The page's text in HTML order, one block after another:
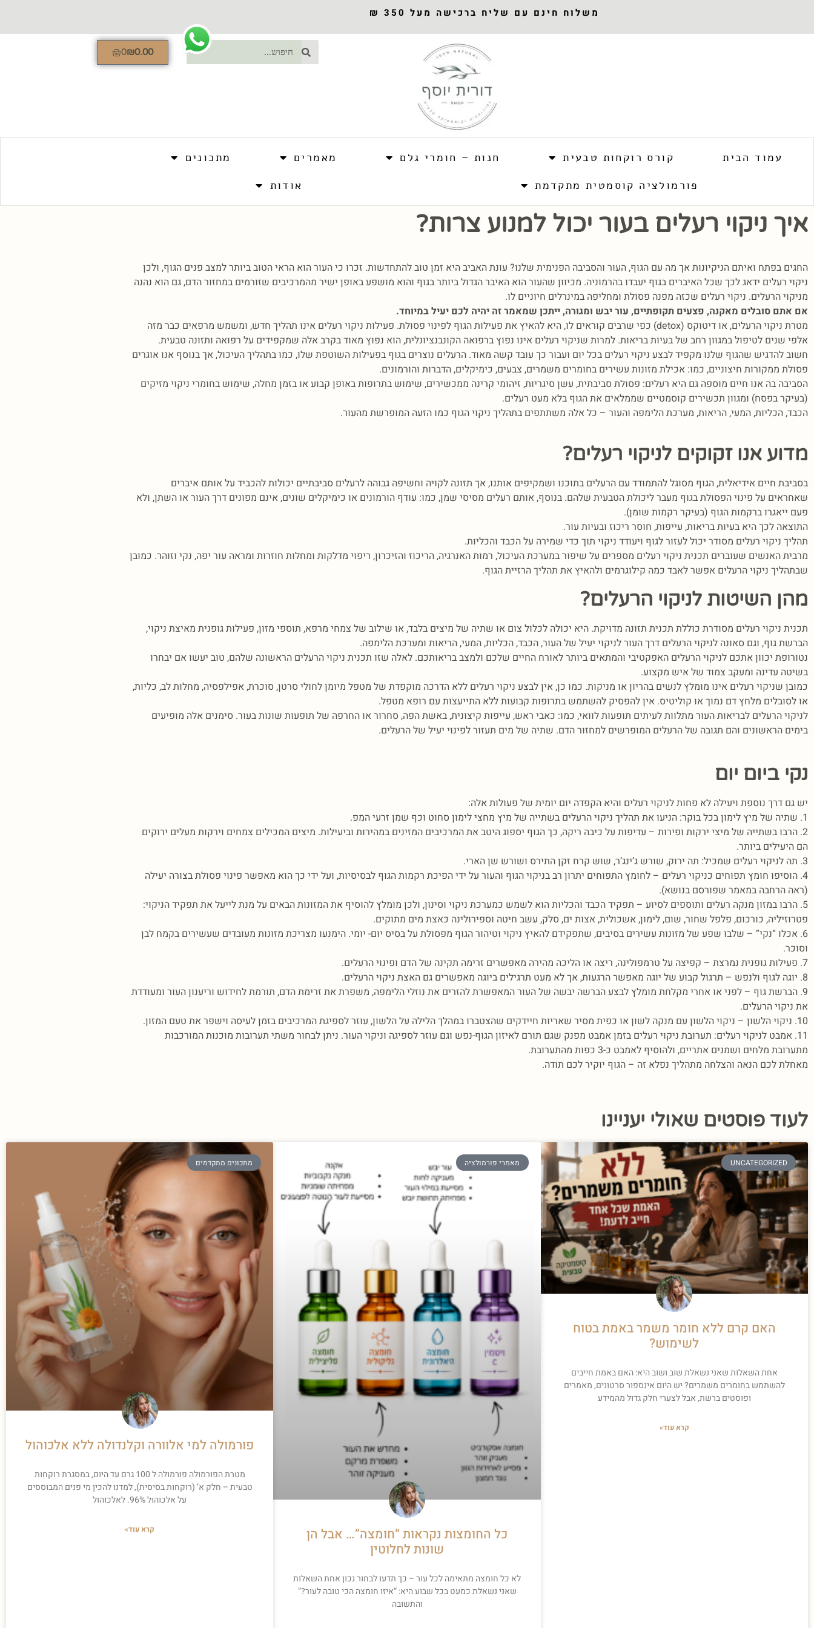
משלוח חינם עם שליח ברכישה מעל 350 ₪
₪0.00
0
עמוד הבית קורס רוקחות טבעית חנות – חומרי גלם מאמרים
מתכונים
פורמולציה קוסמטית מתקדמת
אודות
איך ניקוי רעלים בעור יכול למנוע צרות?
החגים בפתח ואיתם הניקיונות אך מה עם הגוף, העור והסביבה הפנימית שלנו? עונת האביב היא זמן טוב להתחדשות. זכרו כי העור הוא הראי הטוב ביותר למצב פנים הגוף, ולכן
ניקוי רעלים ידאג לכך שכל האיברים בגוף יעבדו בהרמוניה. מכיוון שהעור הוא האיבר הגדול ביותר בגוף והוא מושפע באופן ישיר מהמרכיבים שזורמים במחזור הדם, גם הוא נהנה
מניקוי הרעלים. ניקוי רעלים שכזה מפנה פסולת ומחליפה במינרלים חיוניים לו.
אם אתם סובלים מאקנה, פצעים תקופתיים, עור יבש ומגורה, ייתכן שמאמר זה יהיה לכם יעיל במיוחד.
מטרת ניקוי הרעלים, או דיטוקס (detox) כפי שרבים קוראים לו, היא להאיץ את פעילות הגוף לפינוי פסולת. פעילות ניקוי רעלים אינו תהליך חדש, ומשמש מרפאים כבר מזה
אלפי שנים לטיפול במגוון רחב של בעיות בריאות. למרות שניקוי רעלים אינו נפוץ ברפואה הקונבנציונלית, הוא נפוץ מאוד בקרב אלה שמקפידים על רפואה ותזונה טבעית.
חשוב להדגיש שהגוף שלנו מקפיד לבצע ניקוי רעלים בכל יום ועבור כך עובד קשה מאוד. הרעלים נוצרים בגוף בפעילות השוטפת שלו, כמו בתהליך העיכול, אך בנוסף אנו אוגרים
פסולת ממקורות חיצוניים, כמו: אכילת מזונות עשירים בחומרים משמרים, צבעים, כימיקלים, הדברות והורמונים.
הסביבה בה אנו חיים מוספה גם היא רעלים: פסולת סביבתית, עשן סיגריות, זיהומי קרינה ממכשירים, שימוש בתרופות באופן קבוע או בזמן מחלה, שימוש בחומרי ניקוי מזיקים
(בעיקר בפסח) ומגוון תכשירים קוסמטיים שממלאים את הגוף בלא מעט רעלים.
הכבד, הכליות, המעי, הריאות, מערכת הלימפה והעור – כל אלה משתתפים בתהליך ניקוי הגוף כמו הזעה המופרשת מהעור.
מדוע אנו זקוקים לניקוי רעלים?
בסביבת חיים אידיאלית, הגוף מסוגל להתמודד עם הרעלים בתוכנו ושמקיפים אותנו, אך תזונה לקויה וחשיפה גבוהה לרעלים סביבתיים יכולות להכביד על אותם איברים
שאחראים על פינוי הפסולת בגוף מעבר ליכולת הטבעית שלהם. בנוסף, אותם רעלים מסיסי שמן, כמו: עודף הורמונים או כימיקלים שונים, אינם מפונים דרך העור או השתן, ולא
פעם ייאגרו ברקמות הגוף (בעיקר רקמות שומן).
התוצאה לכך היא בעיות בריאות, עייפות, חוסר ריכוז ובעיות עור.
תהליך ניקוי רעלים מסודר יכול לעזור לגוף ויעודד ניקוי תוך כדי שמירה על הכבד והכליות.
מרבית האנשים שעוברים תכנית ניקוי רעלים מספרים על שיפור במערכת העיכול, רמות האנרגיה, הריכוז והזיכרון, ריפוי מדלקות ומחלות חוזרות ומראה עור יפה, נקי וזוהר. כמובן
שבתהליך ניקוי הרעלים אפשר לאבד כמה קילוגרמים ולהאיץ את תהליך הרזיית הגוף.
מהן השיטות לניקוי הרעלים?
תכנית ניקוי רעלים מסודרת כוללת תכנית תזונה מדויקת. היא יכולה לכלול צום או שתיה של מיצים בלבד, או שילוב של צמחי מרפא, תוספי מזון, פעילות גופנית מאיצת ניקוי,
הברשת גוף, וגם סאונה לניקוי הרעלים דרך העור לניקוי יעיל של העור, הכבד, הכליות, המעי, הריאות ומערכת הלימפה.
נטורופת יכוון אתכם לניקוי הרעלים האפקטיבי והמתאים ביותר לאורח החיים שלכם ולמצב בריאותכם. לאלה שזו תכנית ניקוי הרעלים הראשונה שלהם, טוב יעשו אם יבחרו
בשיטה עדינה ומעקב צמוד של איש מקצוע.
כמובן שניקוי רעלים אינו מומלץ לנשים בהריון או מניקות. כמו כן, אין לבצע ניקוי רעלים ללא הדרכה מוקפדת של מטפל מיומן לחולי סרטן, סוכרת, אפילפסיה, מחלות לב, כליות,
או לסובלים מלחץ דם נמוך או קוליטיס. אין להפסיק להשתמש בתרופות קבועות ללא התייעצות עם רופא מטפל.
לניקוי הרעלים לבריאות העור מתלוות לעיתים תופעות לוואי, כמו: כאבי ראש, עייפות קיצונית, באשת הפה, סחרור או החרפה של תופעות שונות בעור. סימנים אלה מופיעים
בימים הראשונים והם תגובה של הרעלים המופרשים למחזור הדם. שתיה של מים תעזור לפינוי יעיל של הרעלים.
נקי ביום יום
יש גם דרך נוספת ויעילה לא פחות לניקוי רעלים והיא הקפדה יום יומית של פעולות אלה:
1. שתיה של מיץ לימון בכל בוקר: הניעו את תהליך ניקוי הרעלים בשתייה של מיץ מחצי לימון סחוט וכף שמן זרעי המפ.
2. הרבו בשתייה של מיצי ירקות ופירות – עדיפות על כיבה ריקה, כך הגוף יספוג היטב את המרכיבים המזינים במהירות וביעילות. מיצים המכילים צמחים וירקות מעלים ירוקים
הם היעילים ביותר.
3. תה לניקוי רעלים שמכיל: תה ירוק, שורש ג’ינג’ר, שוש קרח זקן התירס ושורש שן הארי.
4. הוסיפו חומץ תפוחים כניקוי רעלים – לחומץ התפוחים יתרון רב בניקוי הגוף והעור על ידי הפיכת רקמות הגוף לבסיסיות, ועל ידי כך הוא מאפשר פינוי פסולת בצורה יעילה
(ראה הרחבה במאמר שפורסם בנושא).
5. הרבו במזון מנקה רעלים ותוספים לסיוע – תפקיד הכבד והכליות הוא לשמש כמערכת ניקוי וסינון, ולכן מומלץ להוסיף את המזונות הבאים על מנת לייעל את תפקיד הניקוי:
פטרוזיליה, כורכום, פלפל שחור, שום, לימון, אשכולית, אצות ים, סלק, עשב חיטה וספירולינה כאצת מים מתוקים.
6. אכלו “נקי” – שלבו שפע של מזונות עשירים בסיבים, שתפקידם להאיץ ניקוי וטיהור הגוף מפסולת על בסיס יום- יומי. הימנעו מצריכת מזונות מעובדים שעשירים בקמח לבן
וסוכר.
7. פעילות גופנית נמרצת – קפיצה על טרמפולינה, ריצה או הליכה מהירה מאפשרים זרימה תקינה של הדם ופינוי הרעלים.
8. יוגה לגוף ולנפש – תרגול קבוע של יוגה מאפשר הרגעות, אך לא מעט תרגילים ביוגה מאפשרים גם האצת ניקוי הרעלים.
9. הברשת גוף – לפני או אחרי מקלחת מומלץ לבצע
הברשה יבשה של העור המאפשרת להזרים את נוזלי הלימפה, משפרת את זרימת הדם, תורמת לחידוש וריענון העור ומעודדת
את ניקוי הרעלים.
10. ניקוי הלשון – ניקוי הלשון עם מנקה לשון או כפית מסיר שאריות חיידקים שהצטברו במהלך הלילה על הלשון, עוזר לספיגת המרכיבים בזמן לעיסה וישפר את טעם המזון.
11. אמבט לניקוי רעלים: תערובת ניקוי רעלים בזמן אמבט מפנק שגם תורם לאיזון הגוף-נפש וגם עוזר לספיגה וניקוי העור. ניתן לבחור משתי תערובות מוכנות המורכבות
מתערובת מלחים ושמנים אתריים, ולהוסיף לאמבט כ-3 כפות מהתערובת.
מאחלת לכם הנאה והצלחה מתהליך נפלא זה – הגוף יוקיר לכם תודה.
לעוד פוסטים שאולי יעניינו
UNCATEGORIZED
האם קרם ללא חומר משמר באמת בטוח
לשימוש?
אחת השאלות שאני נשאלת שוב ושוב היא: האם באמת חייבים
להשתמש בחומרים משמרים? יש היום אינספור סרטונים, מאמרים
ופוסטים ברשת, אבל לצערי חלק גדול מהמידע
קרא עוד»
מאמרי פורמולציה
כל החומצות נקראות “חומצה”… אבל הן
שונות לחלוטין
לא כל חומצה מתאימה לכל עור – כך תדעו לבחור נכון אחת השאלות
שאני נשאלת כמעט בכל שבוע היא: “איזו חומצה הכי טובה לעור?”
והתשובה
מתכונים מתקדמים
פורמולה למי אלוורה וקלנדולה ללא אלכוהול
מטרת הפורמולה פורמולה ל 100 גרם עד היום, במסגרת רוקחות
טבעית – חלק א’ (רוקחות בסיסית), למדנו להכין מי פנים המבוססים
על אלכוהול 96%. לאלכוהול
קרא עוד»